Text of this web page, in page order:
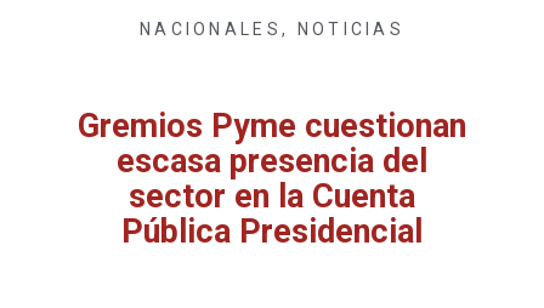
NACIONALES , NOTICIAS
Gremios Pyme cuestionan
escasa presencia del
sector en la Cuenta
Pública Presidencial